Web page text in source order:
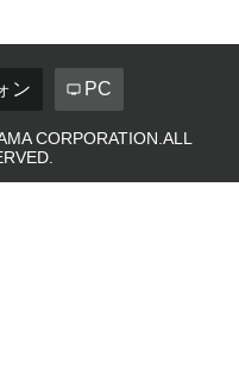
ン PC
CORPORATION.ALL